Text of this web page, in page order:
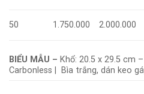
50 1.750.000 2.000.000
BIỂU MẪU – Khổ: 20.5 x 29.5 cm
Carbonless | Bìa trắng, dán keo